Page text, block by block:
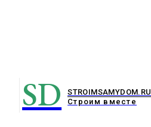
SD
STROIMSAMYDOM.RU
Строим вместе